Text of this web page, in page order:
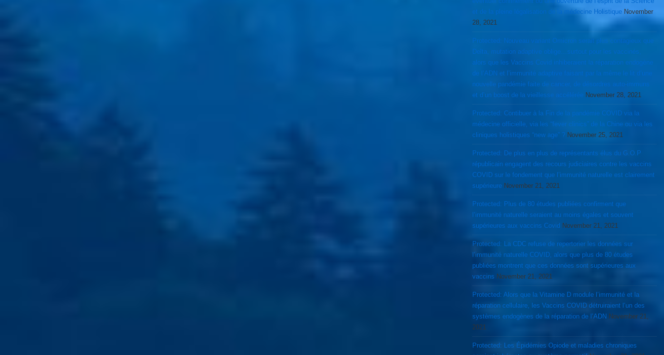
et de la pleine légalisation de la médecine Holistique November
28, 2021
Protected: Nouveau variant Omicron serait plus contagieux que
Delta, mutation adaptive oblige…surtout pour les vaccinés,
alors que les Vaccins Covid inhiberaient la réparation endogène
de l’ADN et l’immunité adaptive faisant par la même le lit d’une
nouvelle pandémie faite de cancer, de désordres auto-immuns
et d’un boost de la vieillesse accélérée November 28, 2021
Protected: Contibuer à la Fin de la pandémie COVID via la
médecine officielle, via les “fever clinics” de la Chine ou via les
cliniques holistiques “new age” ? November 25, 2021
Protected: De plus en plus de représentants élus du G.O.P
républicain engagent des recours judiciaires contre les vaccins
COVID sur le fondement que l’immunité naturelle est clairement
supérieure November 21, 2021
Protected: Plus de 80 études publiées confirment que
l’immunité naturelle seraient au moins égales et souvent
supérieures aux vaccins Covid November 21, 2021
Protected: La CDC refuse de repertorier les données sur
l’immunité naturelle COVID, alors que plus de 80 études
publiées montrent que ces données sont supérieures aux
vaccins November 21, 2021
Protected: Alors que la Vitamine D module l’immunité et la
réparation cellulaire, les Vaccins COVID détruiraient l’un des
systèmes endogènes de la réparation de l’ADN November 21,
2021
Protected: Les Épidémies Opiode et maladies chroniques